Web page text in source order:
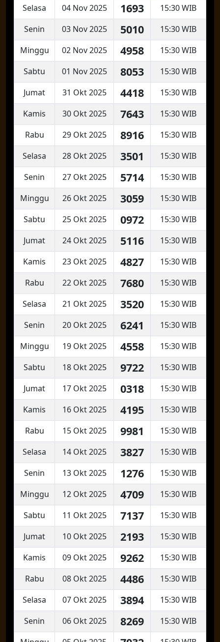
Selasa
04 Nov 2025 1693
15:30 WIB
Senin
03 Nov 2025 5010
15:30 WIB
Minggu
02 Nov 2025 4958
15:30 WIB
Sabtu
01 Nov 2025 8053
15:30 WIB
Jumat
31 Okt 2025 4418
15:30 WIB
Kamis
30 Okt 2025 7643
15:30 WIB
Rabu
29 Okt 2025 8916
15:30 WIB
Selasa
28 Okt 2025 3501
15:30 WIB
Senin
27 Okt 2025 5714
15:30 WIB
Minggu
26 Okt 2025 3059
15:30 WIB
Sabtu
25 Okt 2025 0972
15:30 WIB
Jumat
24 Okt 2025 5116
15:30 WIB
Kamis
23 Okt 2025 4827
15:30 WIB
Rabu
22 Okt 2025 7680
15:30 WIB
Selasa
21 Okt 2025 3520
15:30 WIB
Senin
20 Okt 2025 6241
15:30 WIB
Minggu
19 Okt 2025 4558
15:30 WIB
Sabtu
18 Okt 2025 9722
15:30 WIB
Jumat
17 Okt 2025 0318
15:30 WIB
Kamis
16 Okt 2025 4195
15:30 WIB
Rabu
15 Okt 2025 9981
15:30 WIB
Selasa
14 Okt 2025 3827
15:30 WIB
Senin
13 Okt 2025 1276
15:30 WIB
Minggu
12 Okt 2025 4709
15:30 WIB
Sabtu
11 Okt 2025 7137
15:30 WIB
Jumat
10 Okt 2025 2193
15:30 WIB
Kamis
09 Okt 2025 9262
15:30 WIB
Rabu
08 Okt 2025 4486
15:30 WIB
Selasa
07 Okt 2025 3894
15:30 WIB
Senin
06 Okt 2025 8269
15:30 WIB